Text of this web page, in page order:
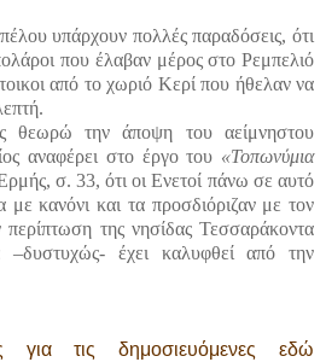
υπάρχουν πολλές παραδόσεις, ότι
που έλαβαν μέρος στο Ρεμπελιό
από το χωριό Κερί που ήθελαν να
θεωρώ την άποψη του αείμνηστου
αναφέρει στο έργο του «Τοπωνύμια
σ. 33, ότι οι Ενετοί πάνω σε αυτό
κανόνι και τα προσδιόριζαν με τον
της νησίδας Τεσσαράκοντα
έχει καλυφθεί από την
για τις δημοσιευόμενες εδώ